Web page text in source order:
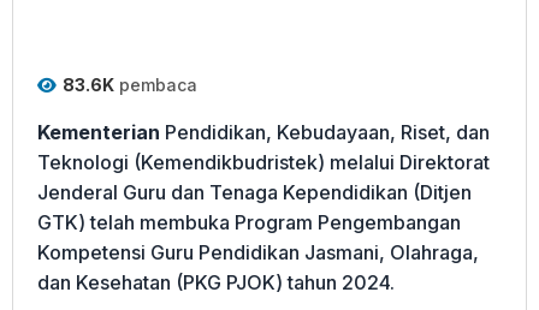
83.6K pembaca
Kementerian Pendidikan, Kebudayaan, Riset, dan
Teknologi (Kemendikbudristek) melalui Direktorat
Jenderal Guru dan Tenaga Kependidikan (Ditjen
GTK) telah membuka Program Pengembangan
Kompetensi Guru Pendidikan Jasmani, Olahraga,
dan Kesehatan (PKG PJOK) tahun 2024.